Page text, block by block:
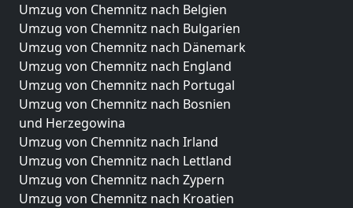
Umzug von Chemnitz nach Belgien
Umzug von Chemnitz nach Bulgarien
Umzug von Chemnitz nach Dänemark
Umzug von Chemnitz nach England
Umzug von Chemnitz nach Portugal
Umzug von Chemnitz nach Bosnien
und Herzegowina
Umzug von Chemnitz nach Irland
Umzug von Chemnitz nach Lettland
Umzug von Chemnitz nach Zypern
Umzug von Chemnitz nach Kroatien